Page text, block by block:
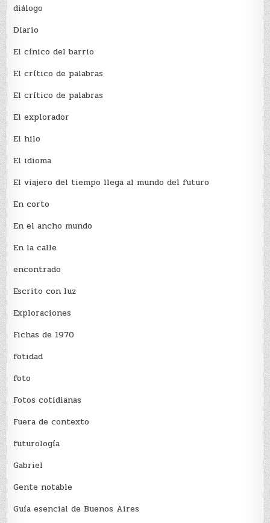
diálogo
Diario
El cínico del barrio
El crí­tico de palabras
El crí­tico de palabras
El explorador
El hilo
El idioma
El viajero del tiempo llega al mundo del futuro
En corto
En el ancho mundo
En la calle
encontrado
Escrito con luz
Exploraciones
Fichas de 1970
fotidad
foto
Fotos cotidianas
Fuera de contexto
futurología
Gabriel
Gente notable
Guía esencial de Buenos Aires